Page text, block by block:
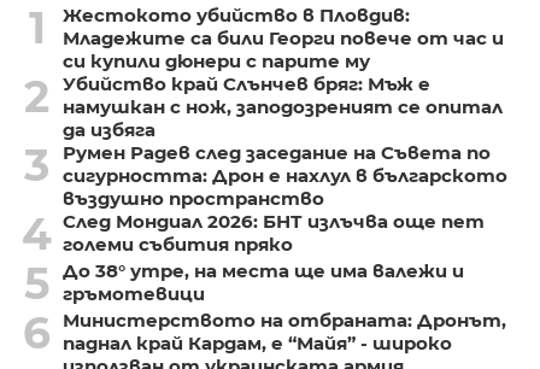
1
Жестокото убийство в Пловдив:
Младежите са били Георги повече от час и
си купили дюнери с парите му
2
Убийство край Слънчев бряг: Мъж е
намушкан с нож, заподозреният се опитал
да избяга
3
Румен Радев след заседание на Съвета по
сигурността: Дрон е нахлул в българското
въздушно пространство
4 След Мондиал 2026: БНТ излъчва още пет
големи събития пряко
5 До 38° утре, на места ще има валежи и
гръмотевици
6
Министерството на отбраната: Дронът,
паднал край Кардам, е “Майя” - широко